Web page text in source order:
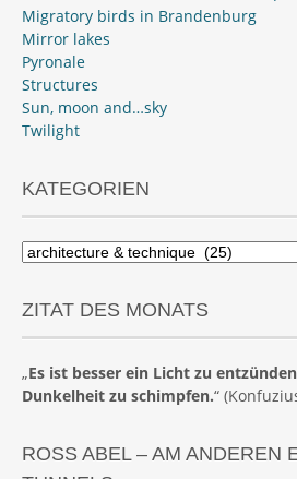
Migratory birds in Brandenburg
Mirror lakes
Pyronale
Structures
Sun, moon and…sky
Twilight
KATEGORIEN
Kategorien
ZITAT DES MONATS
„Es ist besser ein Licht zu
Dunkelheit zu schimpfen.“
ROSS ABEL – AM ANDEREN